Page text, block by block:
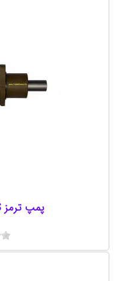
پمپ ترمز ABS نیسان دیزل